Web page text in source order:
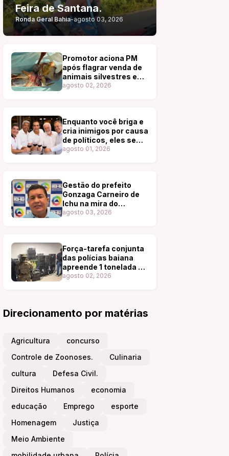
Feira de Santana.
Ronda Geral Bahia-agosto 03, 2026
Promotor aciona PM
após flagrar venda de
animais silvestres em
feira de Tucano
agosto 02, 2026
Enquanto você briga e
cria inimigos por causa
de políticos, eles se
reúnem, dão risadas e
agosto 01, 2026
Gestão do prefeito
Gonzaga Carneiro de
Ichu na mira do
Ministério Público da
agosto 03, 2026
Força-tarefa conjunta
das polícias baiana
apreende 1 tonelada de
cocaína.
agosto 02, 2026
Direcionamento por matérias
Agricultura
concurso
Controle de Zoonoses.
Culinaria
cultura
Defesa Civil.
Direitos Humanos
economia
educação
Emprego
esporte
Homenagem
Justiça
Meio Ambiente